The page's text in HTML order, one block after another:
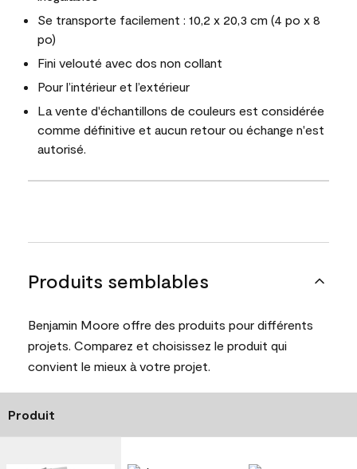
Se transporte facilement : 10,2 x 20,3 cm (4 po x 8
po)
Fini velouté avec dos non collant
Pour l’intérieur et l’extérieur
La vente d'échantillons de couleurs est considérée
comme définitive et aucun retour ou échange n'est
autorisé.
Produits semblables
Benjamin Moore offre des produits pour différents
projets. Comparez et choisissez le produit qui
convient le mieux à votre projet.
Produit